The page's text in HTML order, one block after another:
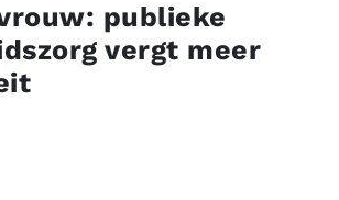
publieke
vergt meer